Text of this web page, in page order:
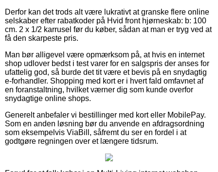
Derfor kan det trods alt være lukrativt at granske flere online
selskaber efter rabatkoder på Hvid front hjørneskab: b: 100
cm. 2 x 1/2 karrusel før du køber, sådan at man er tryg ved at
få den skarpeste pris.
Man bør alligevel være opmærksom på, at hvis en internet
shop udlover bedst i test varer for en salgspris der anses for
ufattelig god, så burde det tit være et bevis på en snydagtig
e-forhandler. Shopping med kort er i hvert fald omfavnet af
en foranstaltning, hvilket værner dig som kunde overfor
snydagtige online shops.
Generelt anbefaler vi bestillinger med kort eller MobilePay.
Som en anden løsning bør du anvende en afdragsordning
som eksempelvis ViaBill, såfremt du ser en fordel i at
godtgøre regningen over et længere tidsrum.